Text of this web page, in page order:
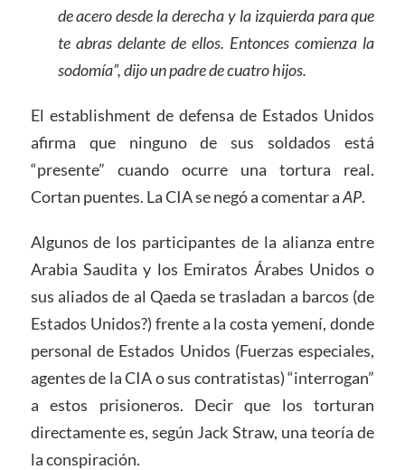
de acero desde la derecha y la izquierda para que
te abras delante de ellos. Entonces comienza la
sodomía”, dijo un padre de cuatro hijos.
El establishment de defensa de Estados Unidos
afirma que ninguno de sus soldados está
“presente” cuando ocurre una tortura real.
Cortan puentes. La CIA se negó a comentar aAP.
Algunos de los participantes de la alianza entre
Arabia Saudita y los Emiratos Árabes Unidos o
sus aliados de al Qaeda se trasladan a barcos (de
Estados Unidos?) frente a la costa yemení, donde
personal de Estados Unidos (Fuerzas especiales,
agentes de la CIA o sus contratistas) “interrogan”
a estos prisioneros. Decir que los torturan
directamente es, según Jack Straw, una teoría de
la conspiración.